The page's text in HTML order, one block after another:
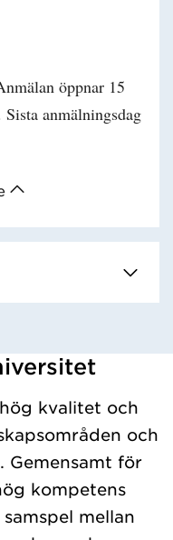
Studieavgift
öppnar 15
anmälningsdag
kvalitet och
och
Gemensamt för
kompetens
mellan